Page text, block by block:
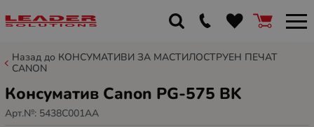
Назад до КОНСУМАТИВИ ЗА МАСТИЛОСТРУЕН ПЕЧАТ
CANON
Консуматив Canon PG-575 BK
Арт.№: 5438C001AA